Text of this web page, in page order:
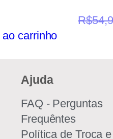
carrinho
R$
Ajuda
FAQ - Perguntas
Frequêntes
Política de Troca e